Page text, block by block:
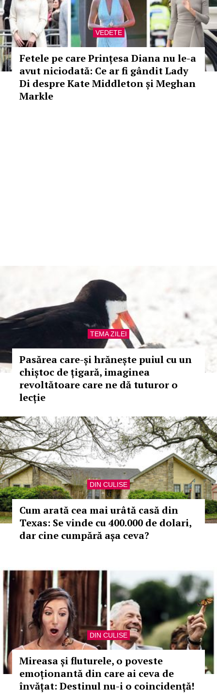
VEDETE
Fetele pe care Prințesa Diana nu le-a
avut niciodată: Ce ar fi gândit Lady
Di despre Kate Middleton și Meghan
Markle
TEMA ZILEI
Pasărea care-și hrănește puiul cu un
chiștoc de țigară, imaginea
revoltătoare care ne dă tuturor o
lecție
DIN CULISE
Cum arată cea mai urâtă casă din
Texas: Se vinde cu 400.000 de dolari,
dar cine cumpără așa ceva?
DIN CULISE
Mireasa și fluturele, o poveste
emoționantă din care ai ceva de
învățat: Destinul nu-i o coincidență!